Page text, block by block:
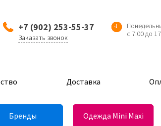
+7 (902) 253-55-37
Заказать звонок
с 7:00 до
Доставка
Бренды Одежда Mini Maxi